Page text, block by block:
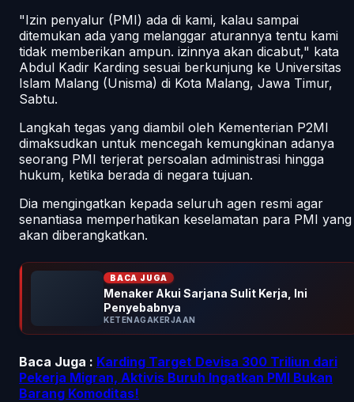
"Izin penyalur (PMI) ada di kami, kalau sampai
ditemukan ada yang melanggar aturannya tentu kami
tidak memberikan ampun. izinnya akan dicabut," kata
Abdul Kadir Karding sesuai berkunjung ke Universitas
Islam Malang (Unisma) di Kota Malang, Jawa Timur,
Sabtu.
Langkah tegas yang diambil oleh Kementerian P2MI
dimaksudkan untuk mencegah kemungkinan adanya
seorang PMI terjerat persoalan administrasi hingga
hukum, ketika berada di negara tujuan.
Dia mengingatkan kepada seluruh agen resmi agar
senantiasa memperhatikan keselamatan para PMI yang
akan diberangkatkan.
BACA JUGA
Menaker Akui Sarjana Sulit Kerja, Ini
Penyebabnya
KETENAGAKERJAAN
Baca Juga : Karding Target Devisa 300 Triliun dari
Pekerja Migran, Aktivis Buruh Ingatkan PMI Bukan
Barang Komoditas!